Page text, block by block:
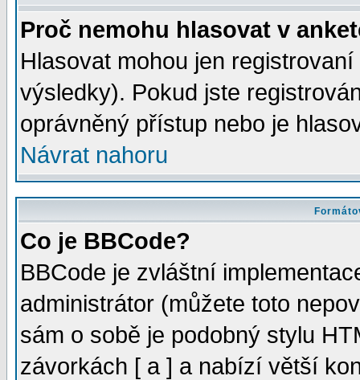
Proč nemohu hlasovat v
Hlasovat mohou jen
výsledky). Pokud jste
oprávněný přístup nebo je
Návrat nahoru
Co je BBCode?
BBCode je zvláštní
administrátor (můžete toto
sám o sobě je podobný stylu
závorkách [ a ] a nabízí větší